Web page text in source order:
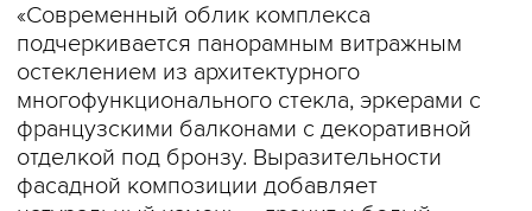
«Современный облик комплекса
подчеркивается панорамным витражным
остеклением из архитектурного
многофункционального стекла, эркерами с
французскими балконами с декоративной
отделкой под бронзу. Выразительности
фасадной композиции добавляет